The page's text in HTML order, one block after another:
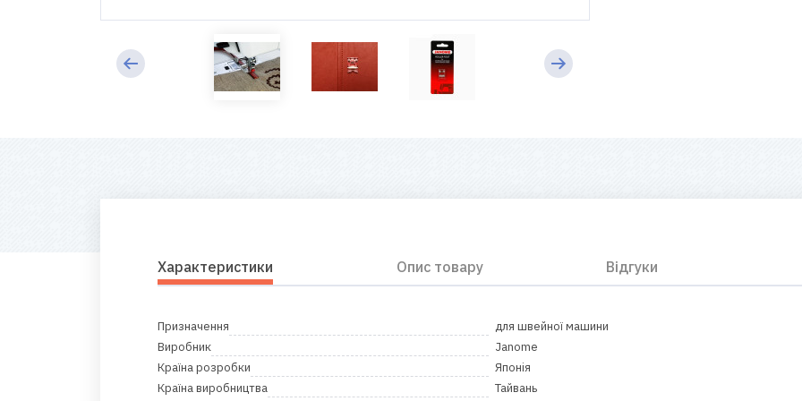
Характеристики Опис товару Відгуки
Призначення
для швейної машини
Виробник
Janome
Країна розробки
Японія
Країна виробництва
Тайвань